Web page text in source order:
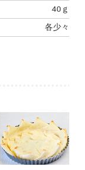
40ｇ
各少々